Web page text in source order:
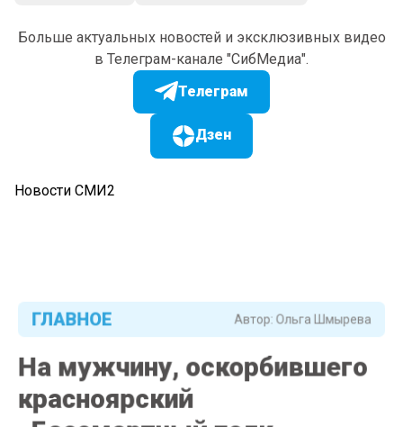
Больше актуальных новостей и эксклюзивных видео
в Телеграм-канале "СибМедиа".
Телеграм
Дзен
Новости СМИ2
Автор:Ольга Шмырева
ГЛАВНОЕ
На мужчину, оскорбившего
красноярский
«Бессмертный полк»,